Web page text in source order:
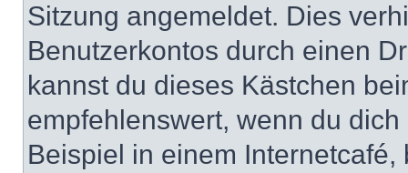
Sitzung angemeldet. Dies
Benutzerkontos durch einen
kannst du dieses Kästchen
empfehlenswert, wenn du
Beispiel in einem